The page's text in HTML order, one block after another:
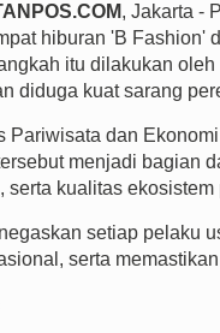
, Jakarta -
hiburan 'B Fashion'
itu dilakukan
diduga kuat sarang
Pariwisata dan
menjadi bagian
serta kualitas
setiap pelaku
serta